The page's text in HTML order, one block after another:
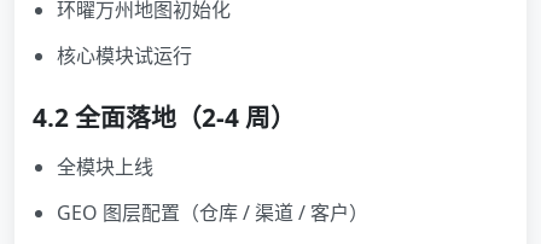
环曜万州地图初始化
核心模块试运行
4.2 全面落地（2-4 周）
全模块上线
GEO 图层配置（仓库 / 渠道 / 客户）